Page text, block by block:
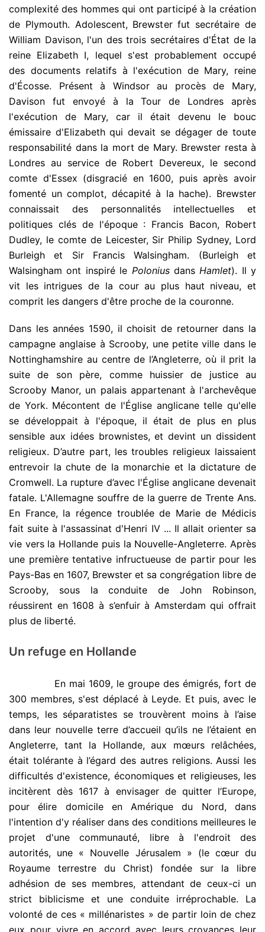
complexité des hommes qui ont participé à la création
de Plymouth. Adolescent, Brewster fut secrétaire de
William Davison, l'un des trois secrétaires d'État de la
reine Elizabeth I, lequel s'est probablement occupé
des documents relatifs à l'exécution de Mary, reine
d'Écosse. Présent à Windsor au procès de Mary,
Davison fut envoyé à la Tour de Londres après
l'exécution de Mary, car il était devenu le bouc
émissaire d'Elizabeth qui devait se dégager de toute
responsabilité dans la mort de Mary. Brewster resta à
Londres au service de Robert Devereux, le second
comte d'Essex (disgracié en 1600, puis après avoir
fomenté un complot, décapité à la hache). Brewster
connaissait des personnalités intellectuelles et
politiques clés de l'époque : Francis Bacon, Robert
Dudley, le comte de Leicester, Sir Philip Sydney, Lord
Burleigh et Sir Francis Walsingham. (Burleigh et
Walsingham ont inspiré le PoloniusdansHamlet). Il y
vit les intrigues de la cour au plus haut niveau, et
comprit les dangers d'être proche de la couronne.
Dans les années 1590, il choisit de retourner dans la
campagne anglaise à Scrooby, une petite ville dans le
Nottinghamshire au centre de l’Angleterre, où il prit la
suite de son père, comme huissier de justice au
Scrooby Manor, un palais appartenant à l'archevêque
de York. Mécontent de l'Église anglicane telle qu'elle
se développait à l'époque, il était de plus en plus
sensible aux idées brownistes, et devint un dissident
religieux. D’autre part, les troubles religieux laissaient
entrevoir la chute de la monarchie et la dictature de
Cromwell. La rupture d’avec l'Église anglicane devenait
fatale. L'Allemagne souffre de la guerre de Trente Ans.
En France, la régence troublée de Marie de Médicis
fait suite à l'assassinat d'Henri IV ... Il allait orienter sa
vie vers la Hollande puis la Nouvelle-Angleterre. Après
une première tentative infructueuse de partir pour les
Pays-Bas en 1607, Brewster et sa congrégation libre de
Scrooby, sous la conduite de John Robinson,
réussirent en 1608 à s’enfuir à Amsterdam qui offrait
plus de liberté.
Un refuge en Hollande
En mai 1609, le groupe des émigrés, fort de
300 membres, s'est déplacé à Leyde. Et puis, avec le
temps, les séparatistes se trouvèrent moins à l’aise
dans leur nouvelle terre d’accueil qu’ils ne l’étaient en
Angleterre, tant la Hollande, aux mœurs relâchées,
était tolérante à l’égard des autres religions. Aussi les
difficultés d'existence, économiques et religieuses, les
incitèrent dès 1617 à envisager de quitter l’Europe,
pour élire domicile en Amérique du Nord, dans
l'intention d'y réaliser dans des conditions meilleures le
projet d'une communauté, libre à l'endroit des
autorités, une « Nouvelle Jérusalem » (le cœur du
Royaume terrestre du Christ) fondée sur la libre
adhésion de ses membres, attendant de ceux-ci un
strict biblicisme et une conduite irréprochable. La
volonté de ces « millénaristes » de partir loin de chez
eux pour vivre en accord avec leurs croyances leur